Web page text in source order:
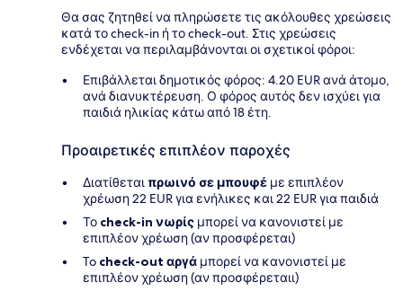
Θα σας ζητηθεί να πληρώσετε τις ακόλουθες χρεώσεις
κατά το check-in ή το check-out. Στις χρεώσεις
ενδέχεται να περιλαμβάνονται οι σχετικοί φόροι:
Επιβάλλεται δημοτικός φόρος: 4.20 EUR ανά άτομο,
ανά διανυκτέρευση. Ο φόρος αυτός δεν ισχύει για
παιδιά ηλικίας κάτω από 18 έτη.
Προαιρετικές επιπλέον παροχές
Διατίθεταιπρωινό σε μπουφέ με επιπλέον
χρέωση 22 EUR για ενήλικες και 22 EUR για παιδιά
Το check-in νωρίς μπορεί να κανονιστεί με
επιπλέον χρέωση (αν προσφέρεται)
To check-out αργά μπορεί να κανονιστεί με
επιπλέον χρέωση (αν προσφέρεταιι)